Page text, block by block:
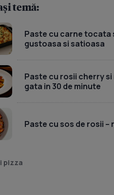
temă:
Paste cu carne tocata
gustoasa si satioasa
Paste cu rosii cherry
gata in 30 de minute
Paste cu sos de rosii
pizza